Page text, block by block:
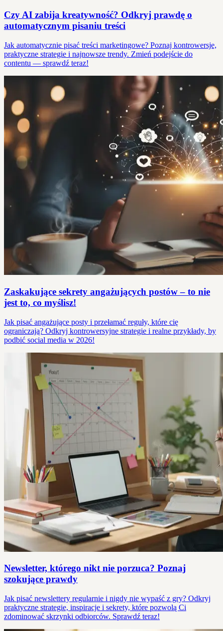
Czy AI zabija kreatywność? Odkryj prawdę o
automatycznym pisaniu treści
Jak automatycznie pisać treści marketingowe? Poznaj kontrowersje,
praktyczne strategie i najnowsze trendy. Zmień podejście do
contentu — sprawdź teraz!
Zaskakujące sekrety angażujących postów – to nie
jest to, co myślisz!
Jak pisać angażujące posty i przełamać reguły, które cię
ograniczają? Odkryj kontrowersyjne strategie i realne przykłady, by
podbić social media w 2026!
Newsletter, którego nikt nie porzuca? Poznaj
szokujące prawdy
Jak pisać newslettery regularnie i nigdy nie wypaść z gry? Odkryj
praktyczne strategie, inspiracje i sekrety, które pozwolą Ci
zdominować skrzynki odbiorców. Sprawdź teraz!